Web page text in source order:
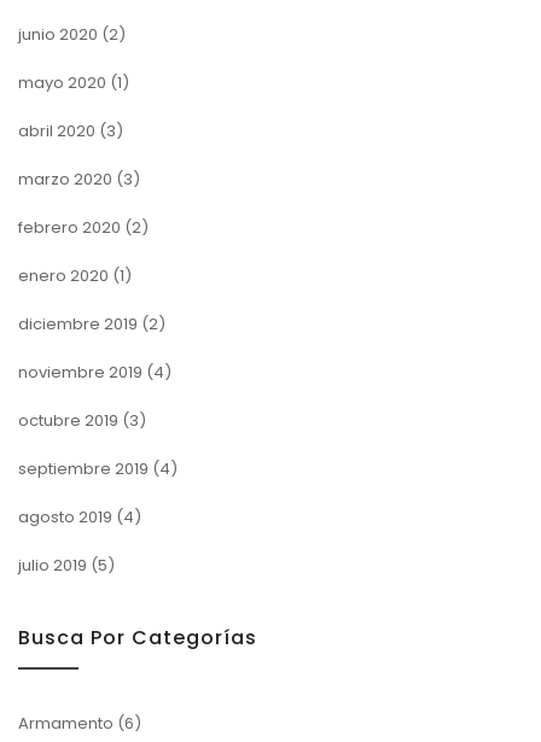
junio 2020 (2)
mayo 2020 (1)
abril 2020 (3)
marzo 2020 (3)
febrero 2020 (2)
enero 2020 (1)
diciembre 2019 (2)
noviembre 2019 (4)
octubre 2019 (3)
septiembre 2019 (4)
agosto 2019 (4)
julio 2019 (5)
Busca Por Categorías
Armamento (6)